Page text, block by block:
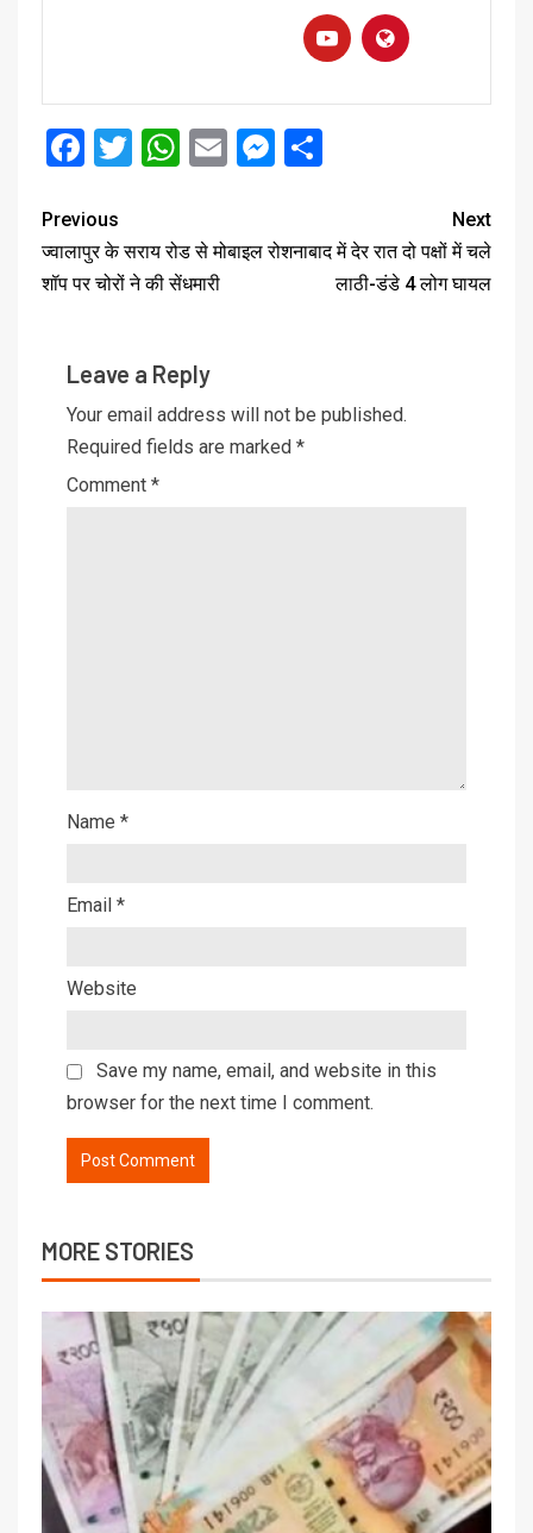
Facebook
Twitter
WhatsApp
EmailMessenger
Previous
ज्वालापुर के सराय रोड से मोबाइल
शॉप पर चोरों ने की सेंधमारी
Next
रोशनाबाद में देर रात दो पक्षों में चले
लाठी-डंडे 4 लोग घायल
Leave a Reply
Your email address will not be published.
Required fields are marked *
Comment *
Name *
Email *
Website
Save my name, email, and website in this
browser for the next time I comment.
MORE STORIES